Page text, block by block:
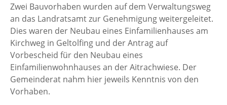
Zwei Bauvorhaben wurden auf dem Verwaltungsweg
an das Landratsamt zur Genehmigung weitergeleitet.
Dies waren der Neubau eines Einfamilienhauses am
Kirchweg in Geltolfing und der Antrag auf
Vorbescheid für den Neubau eines
Einfamilienwohnhauses an der Aitrachwiese. Der
Gemeinderat nahm hier jeweils Kenntnis von den
Vorhaben.